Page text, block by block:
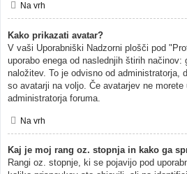
Na vrh
Kako prikazati avatar?
V vaši Uporabniški Nadzorni plošči pod
uporabo enega od naslednjih štirih načinov:
naložitev. To je odvisno od administratorja,
so avatarji na voljo. Če avatarjev ne morete
administratorja foruma.
Na vrh
Kaj je moj rang oz. stopnja in kako ga
Rangi oz. stopnje, ki se pojavijo pod